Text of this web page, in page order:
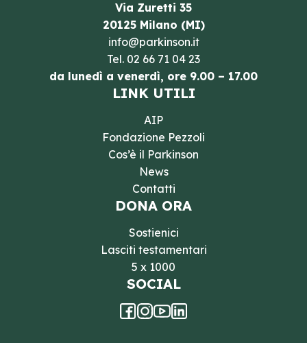
Via Zuretti 35
20125 Milano (MI)
info@parkinson.it
Tel. 02 66 71 04 23
da lunedì a venerdì, ore 9.00 – 17.00
LINK UTILI
AIP
Fondazione Pezzoli
Cos’è il Parkinson
News
Contatti
DONA ORA
Sostienici
Lasciti testamentari
5 x 1000
SOCIAL